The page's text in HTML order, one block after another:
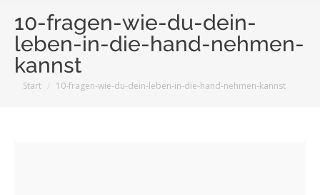
10-fragen-wie-du-dein-
leben-in-die-hand-nehmen-
kannst
Sie befinden sich hier:
Start 10-fragen-wie-du-dein-leben-in-die-hand-nehmen-kannst